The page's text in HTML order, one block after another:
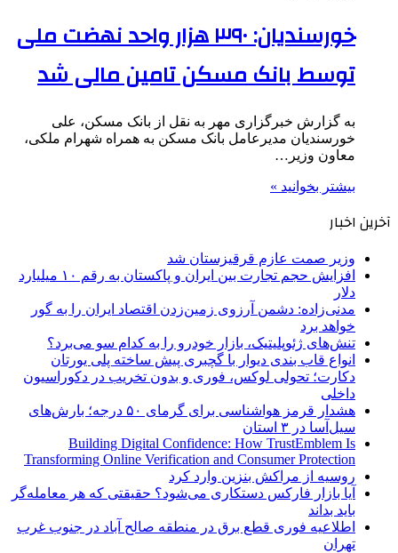
خورسندیان: ۳۹۰ هزار واحد نهضت ملی
توسط بانک مسکن تامین مالی شد
به گزارش خبرگزاری مهر به نقل از بانک مسکن، علی
خورسندیان مدیرعامل بانک مسکن به همراه شهرام ملکی،
معاون وزیر…
بیشتر بخوانید »
آخرین اخبار
وزیر صمت عازم قرقیزستان شد
افزایش حجم تجارت بین ایران و پاکستان به رقم ۱۰ میلیارد
دلار
مدنی‌زاده: دشمن آرزوی زمین‌زدن اقتصاد ایران را به گور
خواهد برد
تنش‌های ژئوپلیتیک، بازار خودرو را به کدام سو می‌برد؟
انواع قاب بندی دیوار با گچبری پیش ساخته پلی یورتان
دکارت؛ تحولی لوکس، فوری و بدون تخریب در دکوراسیون
داخلی
هشدار قرمز هواشناسی برای گرمای ۵۰ درجه؛ بارش‌های
سیل‌آسا در ۳ استان
Building Digital Confidence: How TrustEmblem Is
Transforming Online Verification and Consumer Protection
روسیه از مراکش بنزین وارد کرد
آیا بازار فارکس دستکاری می‌شود؟ حقیقتی که هر معامله‌گر
باید بداند
اطلاعیه فوری قطع برق در منطقه صالح آباد در جنوب غرب
تهران